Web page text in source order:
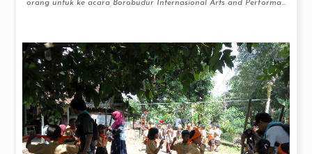
orang untuk ke acara Borobudur Internasional Arts and Performa...